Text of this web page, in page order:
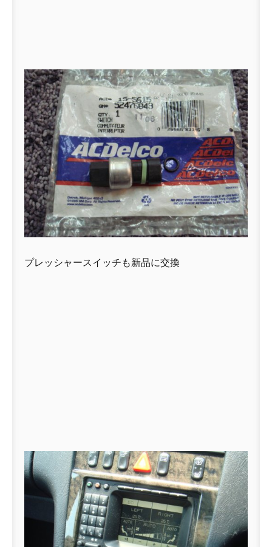
プレッシャースイッチも新品に交換